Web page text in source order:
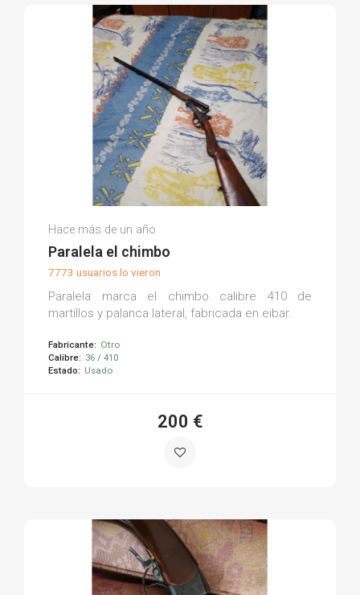
Sixto P.
(0)
Hace más de un año
Paralela el chimbo
7773 usuarios lo vieron
Paralela marca el chimbo calibre 410 de
martillos y palanca lateral, fabricada en eibar.
Fabricante: Otro
Calibre: 36 / 410
Estado: Usado
200 €